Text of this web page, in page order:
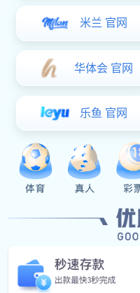
新材料行业
下载中心
产品资料
操作说明
豪门国际 中心
行业资讯